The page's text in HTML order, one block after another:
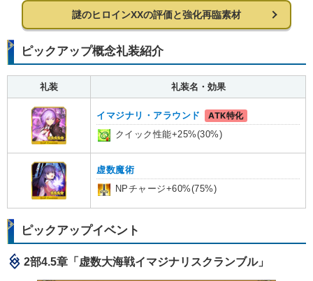
謎のヒロインXXの評価と強化再臨素材
ピックアップ概念礼装紹介
礼装 礼装名・効果
イマジナリ・アラウンド
ATK特化
クイック性能+25%(30%)
虚数魔術
NPチャージ+60%(75%)
ピックアップイベント
2部4.5章「虚数大海戦イマジナリスクランブル」